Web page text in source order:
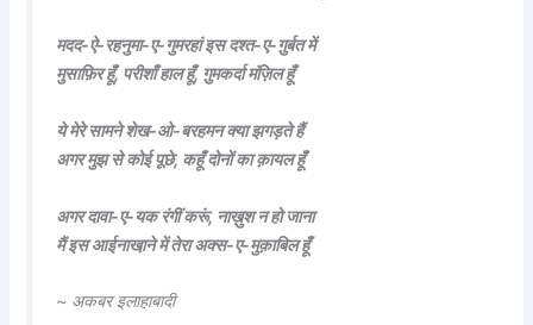
मदद-ऐ-रहनुमा-ए-गुमरहां इस दश्त-ए-गु़र्बत में
मुसाफ़िर हूँ, परीशाँ हाल हूँ, गु़मकर्दा मंज़िल हूँ
ये मेरे सामने शेख-ओ-बरहमन क्या झगड़ते हैं
अगर मुझ से कोई पूछे, कहूँ दोनों का क़ायल हूँ
अगर दावा-ए-यक रंगीं करूं, नाख़ुश न हो जाना
मैं इस आईनाखा़ने में तेरा अक्स-ए-मुक़ाबिल हूँ
~ अकबर इलाहाबादी